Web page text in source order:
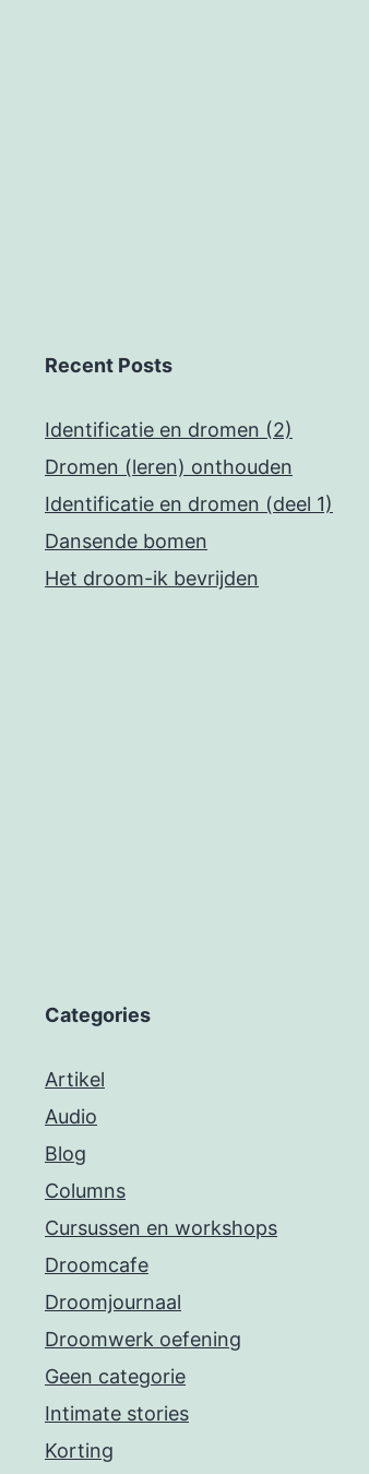
Recent Posts
Identificatie en dromen (2)
Dromen (leren) onthouden
Identificatie en dromen (deel 1)
Dansende bomen
Het droom-ik bevrijden
Categories
Artikel
Audio
Blog
Columns
Cursussen en workshops
Droomcafe
Droomjournaal
Droomwerk oefening
Geen categorie
Intimate stories
Korting